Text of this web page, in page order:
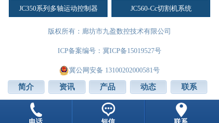
JC350系列多轴运动控制器 JC560-Cc切割机系统
版权所有：廊坊市九盈数控技术有限公司
ICP备案编号： 冀ICP备15019527号
冀公网安备 13100202000581号
简介 资讯 产品 动态 联系